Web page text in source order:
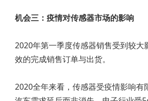
机会三：疫情对传感器市场的影响
2020年第一季度传感器销售受到较大
效的完成销售订单与出货。
2020全年来看，传感器受疫情影响有